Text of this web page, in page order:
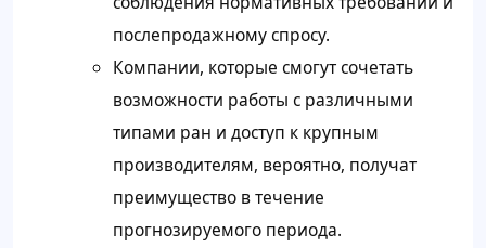
послепродажному спросу.
Компании, которые смогут сочетать
возможности работы с различными
типами ран и доступ к крупным
производителям, вероятно, получат
преимущество в течение
прогнозируемого периода.